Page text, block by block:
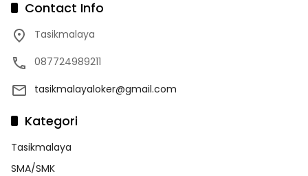
Contact Info
Tasikmalaya
087724989211
tasikmalayaloker@gmail.com
Kategori
Tasikmalaya
SMA/SMK